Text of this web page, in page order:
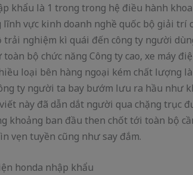
khẩu là 1 trong trong hệ điều hành khoa
lĩnh vực kinh doanh nghề quốc bộ giải
trải nghiệm kì quái đến công ty người
bộ chức năng Công ty cao, xe máy
loại bên hàng ngoại kém chất lượng
ty người ta bay bướm lưu ra hầu như
này đã dẫn dắt người qua chặng trục
khoảng ban đầu then chốt tới toàn bộ
vẹn tuyền cũng như say đắm.
honda nhập khẩu